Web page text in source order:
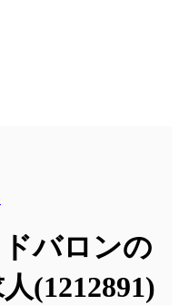
バロンの
(1212891)